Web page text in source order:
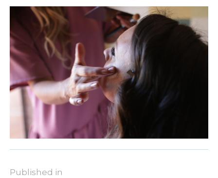
Published in